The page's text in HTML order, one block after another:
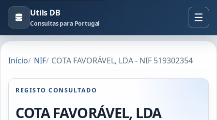
Utils DB
Consultas para Portugal
Início NIF COTA FAVORÁVEL, LDA - NIF 519302354
REGISTO CONSULTADO
COTA FAVORÁVEL, LDA